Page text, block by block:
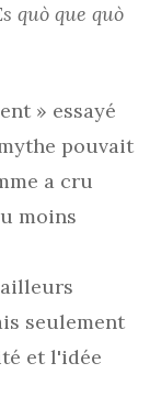
quò que quò
» essayé
pouvait
a cru
moins
seulement
et l'idée